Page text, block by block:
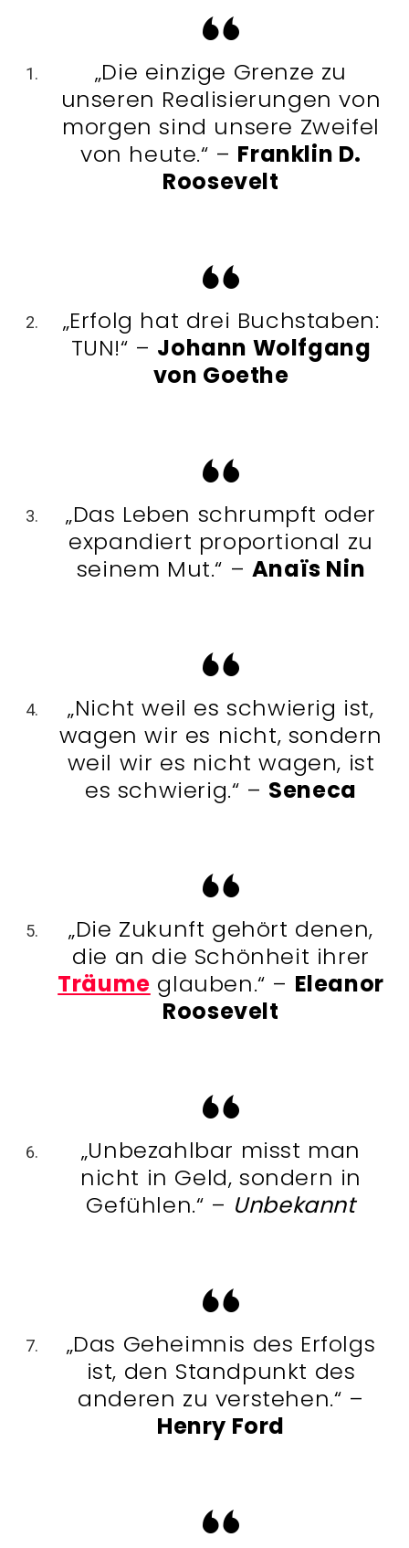
„Die einzige Grenze zu
unseren Realisierungen von
morgen sind unsere Zweifel
von heute.“ – Franklin D.
Roosevelt
„Erfolg hat drei Buchstaben:
TUN!“ – Johann Wolfgang
von Goethe
„Das Leben schrumpft oder
expandiert proportional zu
seinem Mut.“ – Anaïs Nin
„Nicht weil es schwierig ist,
wagen wir es nicht, sondern
weil wir es nicht wagen, ist
es schwierig.“ – Seneca
„Die Zukunft gehört denen,
die an die Schönheit ihrer
Träume glauben.“ – Eleanor
Roosevelt
„Unbezahlbar misst man
nicht in Geld, sondern in
Gefühlen.“ – Unbekannt
„Das Geheimnis des Erfolgs
ist, den Standpunkt des
anderen zu verstehen.“ –
Henry Ford